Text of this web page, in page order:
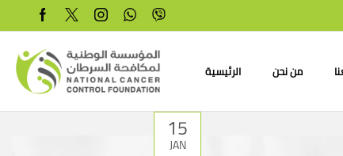
الرئيسية من نحن
15
JAN